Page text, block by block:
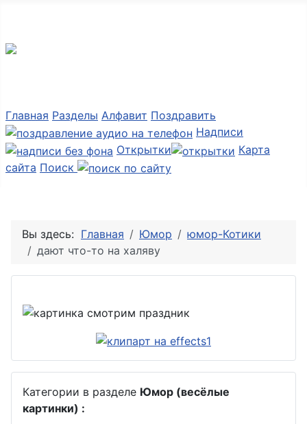
Главная Разделы Алфавит Поздравить
Надписи
Открытки
Карта
сайта Поиск
Вы здесь: Главная Юмор
юмор-Котики
дают что-то на халяву
Категории в разделе Юмор (весёлые
картинки) :